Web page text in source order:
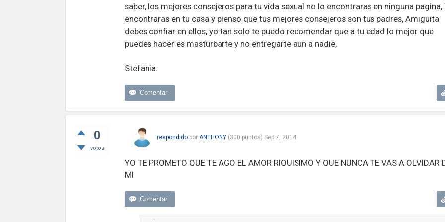
saber, los mejores consejeros para tu vida sexual no lo encontraras en ninguna pagina,
encontraras en tu casa y pienso que tus mejores consejeros son tus padres, Amiguita
debes confiar en ellos, yo tan solo te puedo recomendar que a tu edad lo mejor que
puedes hacer es masturbarte y no entregarte aun a nadie,
Stefania.
0
votos
respondido por ANTHONY (300 puntos) Sep 7, 2014
YO TE PROMETO QUE TE AGO EL AMOR RIQUISIMO Y QUE NUNCA TE VAS A OLVIDAR
MI